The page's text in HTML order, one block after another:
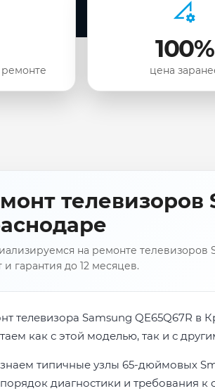
ремонте
100%
цена
телевизоров
на ремонте телевизоров
и гарантия до 12 месяцев.
телевизора Samsung QE65Q67R в
как с этой моделью, так и с
знаем типичные узлы 65-дюймовых
порядок диагностики и требования к